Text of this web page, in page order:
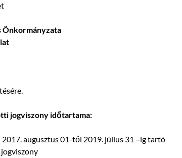
Önkormányzata
jogviszony időtartama:
augusztus 01-től 2019. július 31 –ig tartó